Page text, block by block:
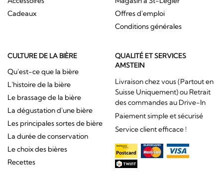
Cadeaux
Offres d'emploi
Conditions générales
CULTURE DE LA BIÈRE
Qu'est-ce que la bière
L'histoire de la bière
Le brassage de la bière
La dégustation d'une bière
Les principales sortes de bière
La durée de conservation
Le choix des bières
Recettes
QUALITÉ ET SERVICES
AMSTEIN
Livraison chez vous (Partout en
Suisse Uniquement) ou Retrait
des commandes au Drive-In
Paiement simple et sécurisé
Service client efficace !